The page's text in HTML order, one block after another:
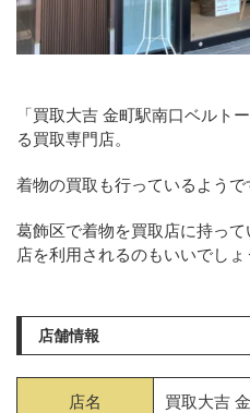
「買取大吉 金町駅南口ベルト
る買取専門店。
着物の買取も行っているようで
葛飾区で着物を買取店に持っ
店を利用されるのもいいでしょ
店舗情報
店名 買取大吉